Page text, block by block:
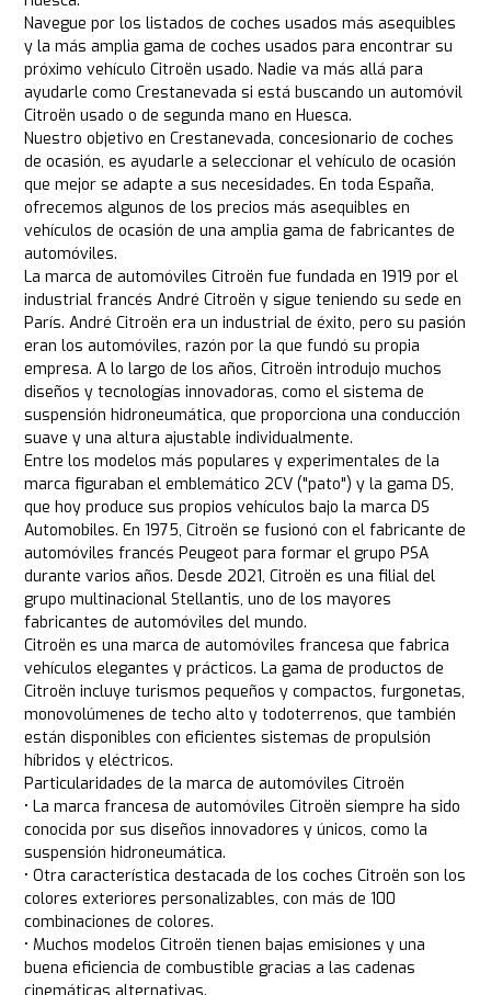
Navegue por los listados de coches usados más asequibles
y la más amplia gama de coches usados para encontrar su
próximo vehículo Citroën usado. Nadie va más allá para
ayudarle como Crestanevada si está buscando un automóvil
Citroën usado o de segunda mano en Huesca.
Nuestro objetivo en Crestanevada, concesionario de coches
de ocasión, es ayudarle a seleccionar el vehículo de ocasión
que mejor se adapte a sus necesidades. En toda España,
ofrecemos algunos de los precios más asequibles en
vehículos de ocasión de una amplia gama de fabricantes de
automóviles.
La marca de automóviles Citroën fue fundada en 1919 por el
industrial francés André Citroën y sigue teniendo su sede en
París. André Citroën era un industrial de éxito, pero su pasión
eran los automóviles, razón por la que fundó su propia
empresa. A lo largo de los años, Citroën introdujo muchos
diseños y tecnologías innovadoras, como el sistema de
suspensión hidroneumática, que proporciona una conducción
suave y una altura ajustable individualmente.
Entre los modelos más populares y experimentales de la
marca figuraban el emblemático 2CV ("pato") y la gama DS,
que hoy produce sus propios vehículos bajo la marca DS
Automobiles. En 1975, Citroën se fusionó con el fabricante de
automóviles francés Peugeot para formar el grupo PSA
durante varios años. Desde 2021, Citroën es una filial del
grupo multinacional Stellantis, uno de los mayores
fabricantes de automóviles del mundo.
Citroën es una marca de automóviles francesa que fabrica
vehículos elegantes y prácticos. La gama de productos de
Citroën incluye turismos pequeños y compactos, furgonetas,
monovolúmenes de techo alto y todoterrenos, que también
están disponibles con eficientes sistemas de propulsión
híbridos y eléctricos.
Particularidades de la marca de automóviles Citroën
• La marca francesa de automóviles Citroën siempre ha sido
conocida por sus diseños innovadores y únicos, como la
suspensión hidroneumática.
• Otra característica destacada de los coches Citroën son los
colores exteriores personalizables, con más de 100
combinaciones de colores.
• Muchos modelos Citroën tienen bajas emisiones y una
buena eficiencia de combustible gracias a las cadenas